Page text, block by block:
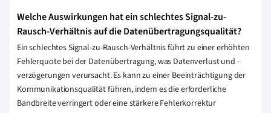
Welche Auswirkungen hat ein schlechtes Signal-zu-
Rausch-Verhältnis auf die Datenübertragungsqualität?
Ein schlechtes Signal-zu-Rausch-Verhältnis führt zu einer erhöhten
Fehlerquote bei der Datenübertragung, was Datenverlust und -
verzögerungen verursacht. Es kann zu einer Beeinträchtigung der
Kommunikationsqualität führen, indem es die erforderliche
Bandbreite verringert oder eine stärkere Fehlerkorrektur